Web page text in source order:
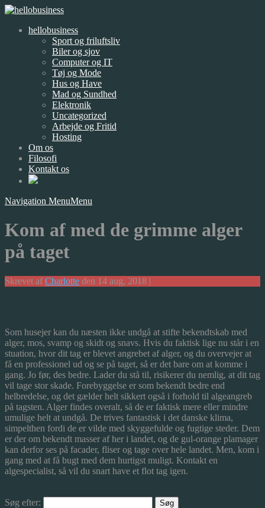
hellobusiness
Sport og friluftsliv
Biler og sjov
Computer og IT
Tøj og Mode
Hus og Have
Mad og Sundhed
Elektronik
Uncategorized
Arbejde og Fritid
Hosting
Om os
Filosofi
Kontakt os
Navigation MenuMenu
Kom af med de grimme alger
på taget
Skrevet af Charlotte den 14 aug, 2018 |
Som husejer kan du næsten ikke undgå at stifte bekendtskab med
alger, mos, svamp og skidt og snavs. Hvis du faktisk lige nu står i en
stuation, hvor dit tag er blevet angrebet af alger, og du overvejer at
få en professionel ud og se på taget, så er det bare om at komme i
gang. Jo før, des bedre. Lader du stå til, risikerer du nemlig, at dit tag
vil tage stor skade. Forebyggelse er som bekendt bedre end
helbredelse, og det gælder helt sikkert også i forhold til algeangreb
på tagsten. Alger findes overalt, så de er faktisk mere eller mindre
umulige helt at undgå. De trives fantastisk i det danske klima,
simpelthen fordi de er vilde med skyggefulde og fugtige steder. Dem
er der om bekendt masser af her i landet, og de gul-orange plamager
kan derfor ses på facader, fliser og tage over hele landet. Men, kom i
gang med at få bugt med dem hurtigst muligt. Kontakt en
algespecialist, så vil du snart have et flot tag igen.
Søg efter: